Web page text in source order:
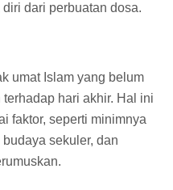
dari perbuatan dosa.
umat Islam yang belum
hari akhir. Hal ini
faktor, seperti minimnya
sekuler, dan